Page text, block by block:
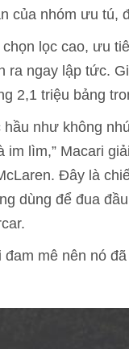
của nhóm ưu tú,
lọc cao, ưu
ra ngay lập tức.
2,1 triệu bảng
như không
lìm,” Macari
Đây là
dùng để đua
mê nên nó